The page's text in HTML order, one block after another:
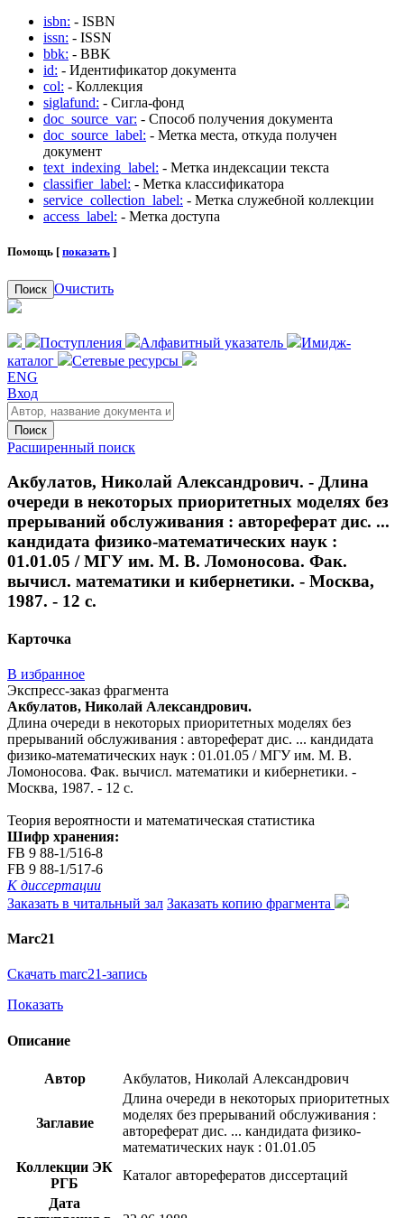
isbn: - ISBN
issn: - ISSN
bbk: - BBK
id: - Идентификатор документа
col: - Коллекция
siglafund: - Сигла-фонд
doc_source_var: - Способ получения документа
doc_source_label: - Метка места, откуда получен
документ
text_indexing_label: - Метка индексации текста
classifier_label: - Метка классификатора
service_collection_label: - Метка служебной коллекции
access_label: - Метка доступа
Помощь [ показать ]
Поиск Очистить
Поступления Алфавитный указатель
Имидж-
каталог
Сетевые ресурсы
ENG
Вход
Поиск
Расширенный поиск
Акбулатов, Николай Александрович. - Длина
очереди в некоторых приоритетных моделях без
прерываний обслуживания : автореферат дис. ...
кандидата физико-математических наук :
01.01.05 / МГУ им. М. В. Ломоносова. Фак.
вычисл. математики и кибернетики. - Москва,
1987. - 12 с.
Карточка
В избранное
Экспресс-заказ фрагмента
Акбулатов, Николай Александрович.
Длина очереди в некоторых приоритетных моделях без
прерываний обслуживания : автореферат дис. ... кандидата
физико-математических наук : 01.01.05 / МГУ им. М. В.
Ломоносова. Фак. вычисл. математики и кибернетики. -
Москва, 1987. - 12 с.
Теория вероятности и математическая статистика
Шифр хранения:
FB 9 88-1/516-8
FB 9 88-1/517-6
К диссертации
Заказать в читальный зал Заказать копию фрагмента
Marc21
Скачать marc21-запись
Показать
Описание
Автор Акбулатов, Николай Александрович
Заглавие
Длина очереди в некоторых приоритетных
моделях без прерываний обслуживания :
автореферат дис. ... кандидата физико-
математических наук : 01.01.05
Коллекции ЭК
РГБ
Каталог авторефератов диссертаций
Дата